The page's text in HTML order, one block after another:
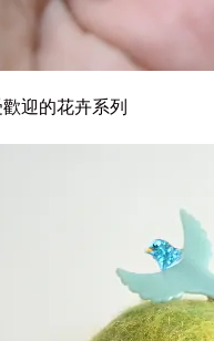
迎的花卉系列